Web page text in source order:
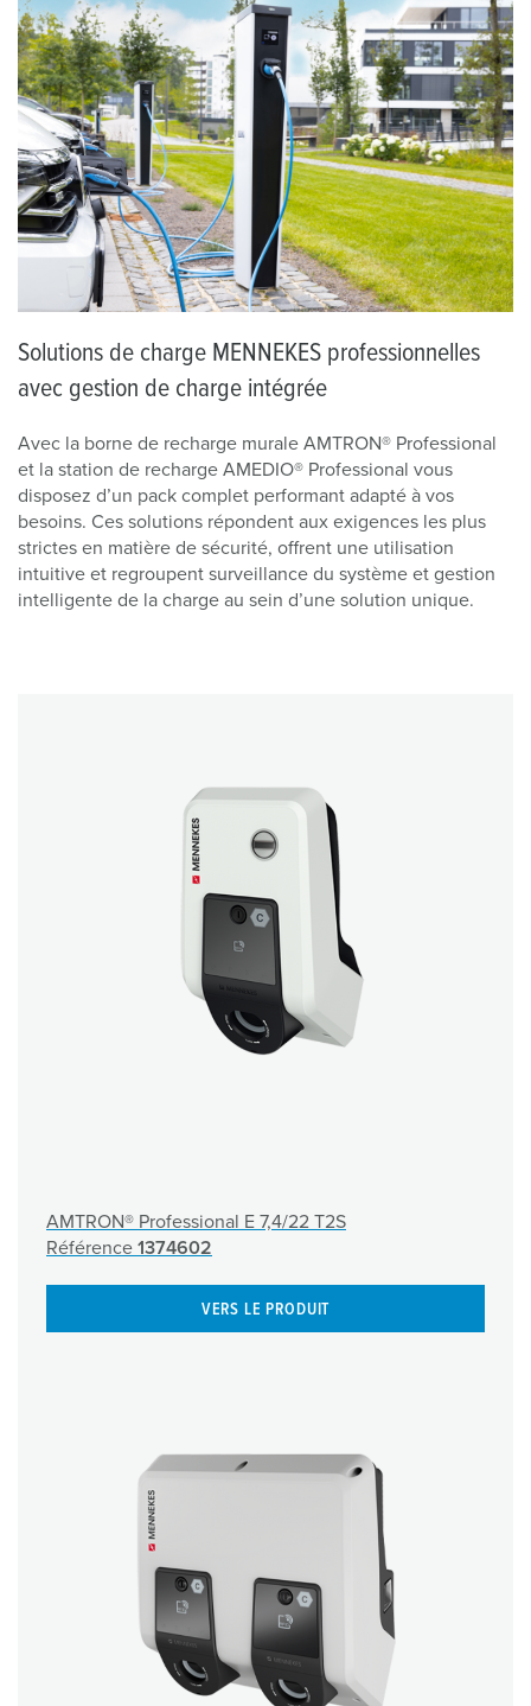
Solutions de charge MENNEKES professionnelles
avec gestion de charge intégrée
Avec la borne de recharge murale AMTRON® Professional
et la station de recharge AMEDIO® Professional vous
disposez d’un pack complet performant adapté à vos
besoins. Ces solutions répondent aux exigences les plus
strictes en matière de sécurité, offrent une utilisation
intuitive et regroupent surveillance du système et gestion
intelligente de la charge au sein d’une solution unique.
AMTRON® Professional E 7,4/22 T2S
Référence 1374602
VERS LE PRODUIT